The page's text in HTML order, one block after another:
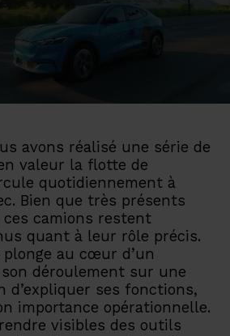
avons réalisé une série de
valeur la flotte de
quotidiennement à
Bien que très présents
camions restent
quant à leur rôle précis.
plonge au cœur d’un
déroulement sur une
d’expliquer ses fonctions,
importance opérationnelle.
visibles des outils